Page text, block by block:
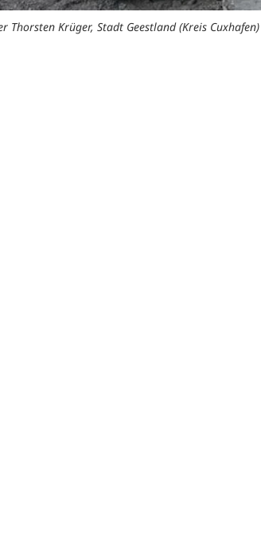
Krüger, Stadt Geestland (Kreis